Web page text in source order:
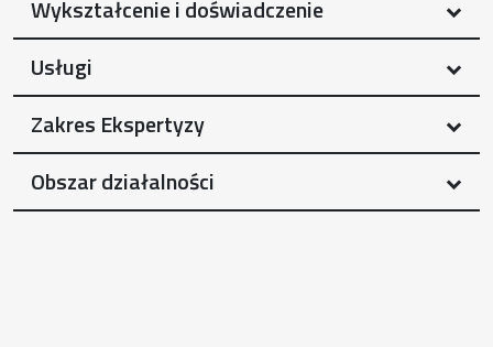
Wykształcenie i doświadczenie
Usługi
Zakres Ekspertyzy
Obszar działalności